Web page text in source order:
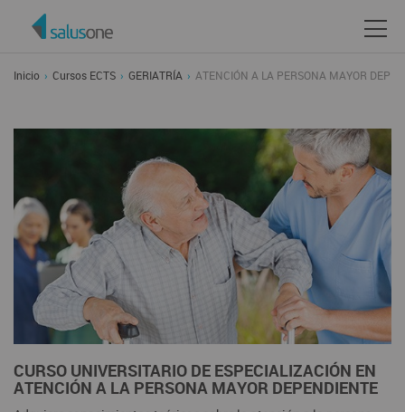
Inicio Cursos ECTS GERIATRÍA ATENCIÓN A LA PERSONA MAYOR
CURSO UNIVERSITARIO DE ESPECIALIZACIÓN EN
ATENCIÓN A LA PERSONA MAYOR DEPENDIENTE